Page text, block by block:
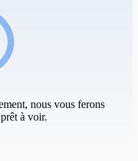
nous vous ferons
à voir.